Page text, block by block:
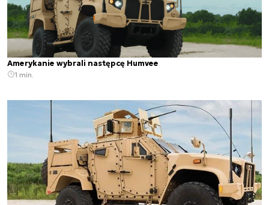
Amerykanie wybrali następcę Humvee
1 min.